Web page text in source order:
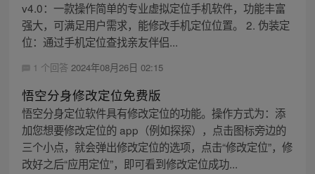
v4.0：一款操作简单的专业虚拟定位手机软件，功能丰富
强大，可满足用户需求，能修改手机定位位置。 2. 伪装定
位：通过手机定位查找亲友伴侣...
1 个回答 2024年08月26日 02:15
悟空分身修改定位免费版
悟空分身定位软件具有修改定位的功能。操作方式为：添
加您想要修改定位的 app（例如探探），点击图标旁边的
三个小点，就会弹出修改定位的选项，点击“修改定位”，修
改好之后“应用定位”，即可看到修改定位成功...